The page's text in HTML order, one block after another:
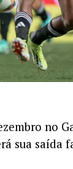
no
sua saída